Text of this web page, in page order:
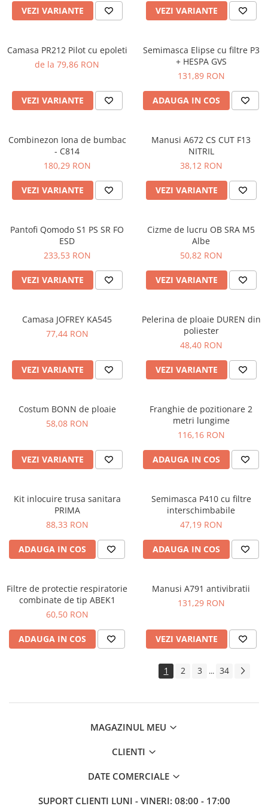
VEZI VARIANTE VEZI VARIANTE
Camasa PR212 Pilot cu epoleti
de la 79,86 RON
VEZI VARIANTE
Semimasca Elipse cu filtre P3
+ HESPA GVS
131,89 RON
ADAUGA IN COS
Combinezon Iona de bumbac
- C814
180,29 RON
VEZI VARIANTE
Manusi A672 CS CUT F13
NITRIL
38,12 RON
VEZI VARIANTE
Pantofi Qomodo S1 PS SR FO
ESD
233,53 RON
VEZI VARIANTE
Cizme de lucru OB SRA M5
Albe
50,82 RON
VEZI VARIANTE
Camasa JOFREY KA545
77,44 RON
VEZI VARIANTE
Pelerina de ploaie DUREN din
poliester
48,40 RON
VEZI VARIANTE
Costum BONN de ploaie
58,08 RON
VEZI VARIANTE
Franghie de pozitionare 2
metri lungime
116,16 RON
ADAUGA IN COS
Kit inlocuire trusa sanitara
PRIMA
88,33 RON
ADAUGA IN COS
Semimasca P410 cu filtre
interschimbabile
47,19 RON
ADAUGA IN COS
Filtre de protectie respiratorie
combinate de tip ABEK1
60,50 RON
ADAUGA IN COS
Manusi A791 antivibratii
131,29 RON
VEZI VARIANTE
1 2 3 ... 34
MAGAZINUL MEU
CLIENTI
DATE COMERCIALE
SUPORT CLIENTI LUNI - VINERI: 08:00 - 17:00